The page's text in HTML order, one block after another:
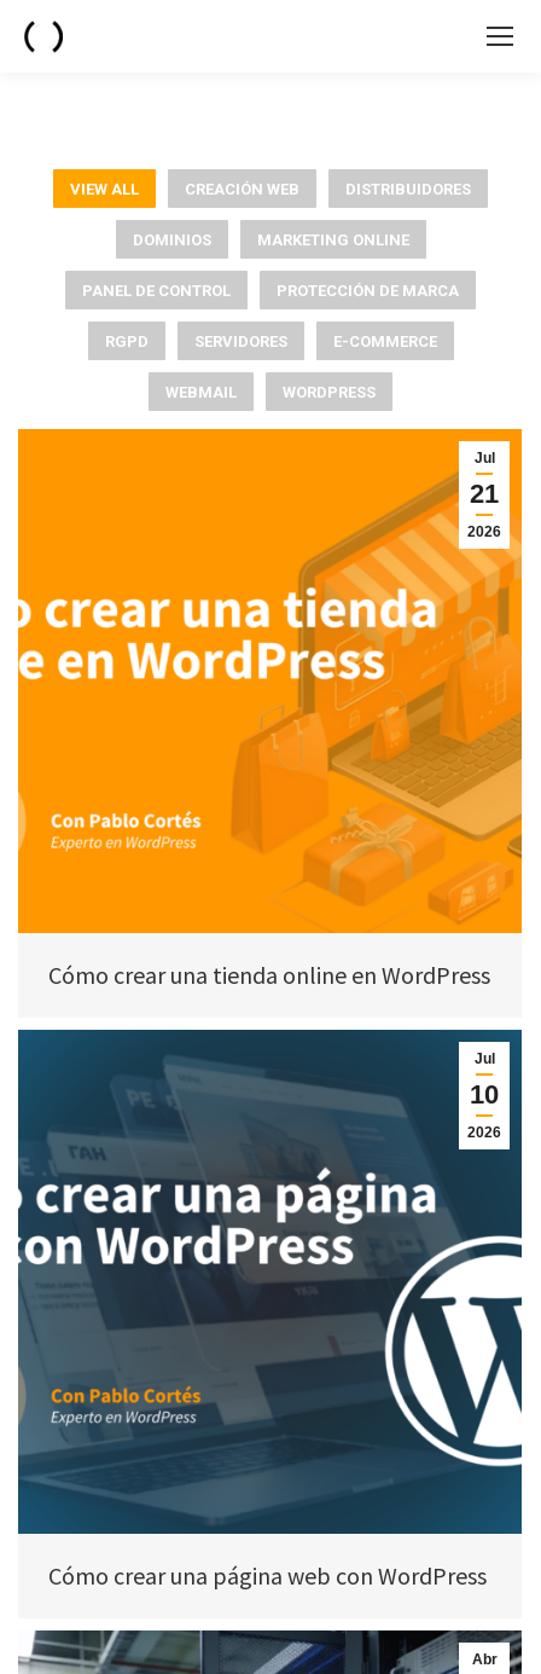
VIEW ALL CREACIÓN WEB DISTRIBUIDORES
DOMINIOS MARKETING ONLINE
PANEL DE CONTROL PROTECCIÓN DE MARCA
RGPD SERVIDORES E-COMMERCE
WEBMAIL WORDPRESS
Jul
21
2026
Cómo crear una tienda online en WordPress
Jul
10
2026
Cómo crear una página web con WordPress
Abr